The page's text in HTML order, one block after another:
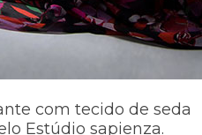
com tecido de seda
Estúdio sapienza.